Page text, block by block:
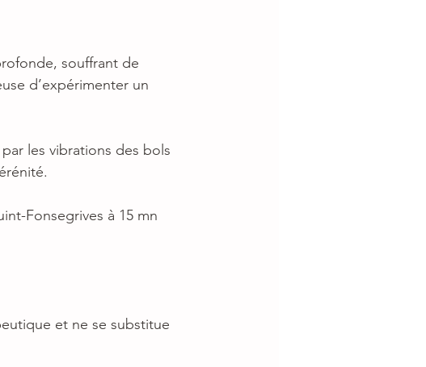
souffrant de
d’expérimenter un
les vibrations des bols
Fonsegrives à 15 mn
et ne se substitue